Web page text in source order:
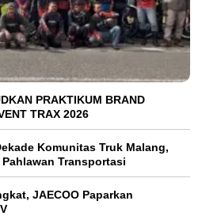
PRAKTIKUM BRAND
TRAX 2026
Komunitas Truk Malang,
Transportasi
JAECOO Paparkan